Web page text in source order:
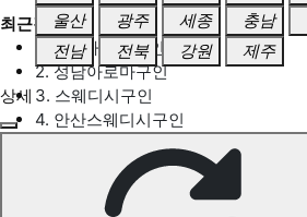
최근검색어
1. 일산마사지구인
2. 성남아로마구인
3. 스웨디시구인
4. 안산스웨디시구인
울산
광주 세종 충남
전남
전북 강원 제주
상세